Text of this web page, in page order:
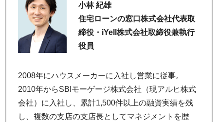
小林 紀雄
住宅ローンの窓口株式会社代表取
締役・iYell株式会社取締役兼執行
役員
2008年にハウスメーカーに入社し営業に従事。
2010年からSBIモーゲージ株式会社（現アルヒ株式
会社）に入社し、累計1,500件以上の融資実績を残
し、複数の支店の支店長としてマネジメントを歴